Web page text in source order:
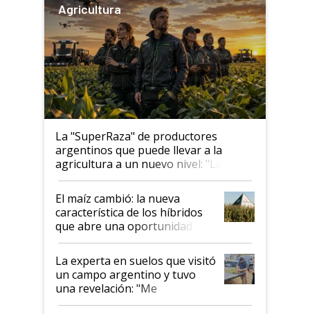
Agricultura
La "SuperRaza" de productores
argentinos que puede llevar a la
agricultura a un nuevo nivel: "Las
posibilidades de crecimiento son
infinitas"
El maíz cambió: la nueva
característica de los híbridos
que abre una oportunidad en
el lote
La experta en suelos que visitó
un campo argentino y tuvo
una revelación: "Me
impresionó mucho"